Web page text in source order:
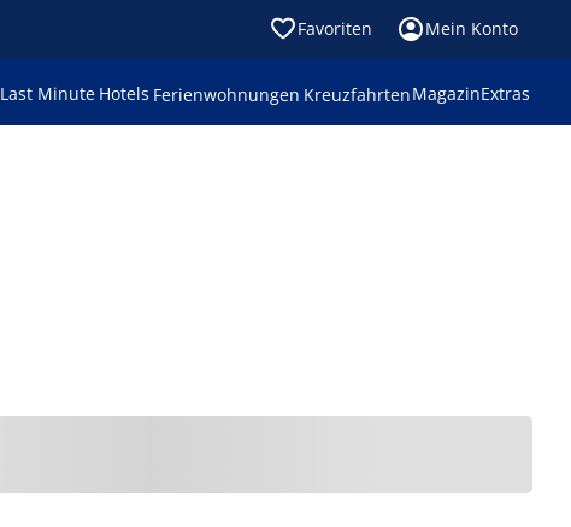
Favoriten Mein Konto
Last Minute Hotels Ferienwohnungen KreuzfahrtenMagazinExtras